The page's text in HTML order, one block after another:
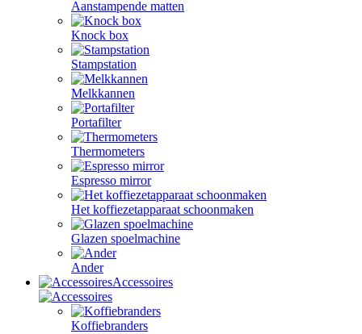
Aanstampende matten
Knock box
Stampstation
Melkkannen
Portafilter
Thermometers
Espresso mirror
Het koffiezetapparaat schoonmaken
Glazen spoelmachine
Ander
Accessoires
Koffiebranders